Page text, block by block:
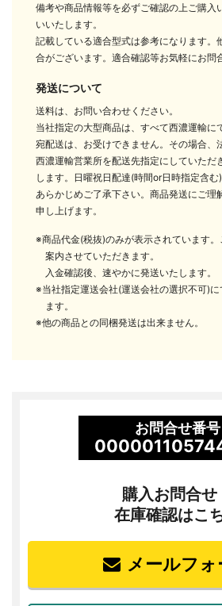
備考や商品情報等を必ずご確認の上ご購入
いいたします。
記載している適合型式は参考になります。
合がございます。適合確認等お気軽にお問
発送について
送料は、お問い合わせください。
当社指定の大型商品は、すべて西濃運輸に
宛配送は、お受けできません。その場合、
西濃運輸営業所を配送先指定にしていただ
します。日曜祝日配達(時間or日時指定含
あらかじめご了承下さい。商品発送にご理
申し上げます。
※商品代金(税抜)のみが表示されています
案内させていただきます。
入金確認後、速やかに発送いたします。
※当社指定運送会社(運送会社の選択不可)
ます。
※他の商品との同梱発送は出来ません。
お問合せ番号
購入お問合せ
在庫確認はこ
メールフォ